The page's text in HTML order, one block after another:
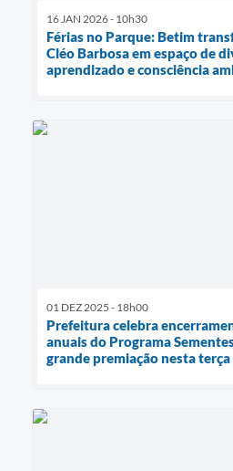
16 JAN 2026 - 10h30
Férias no Parque: Betim
Cléo Barbosa em espaço de
aprendizado e consciência
01 DEZ 2025 - 18h00
Prefeitura celebra
anuais do Programa
grande premiação nesta terça